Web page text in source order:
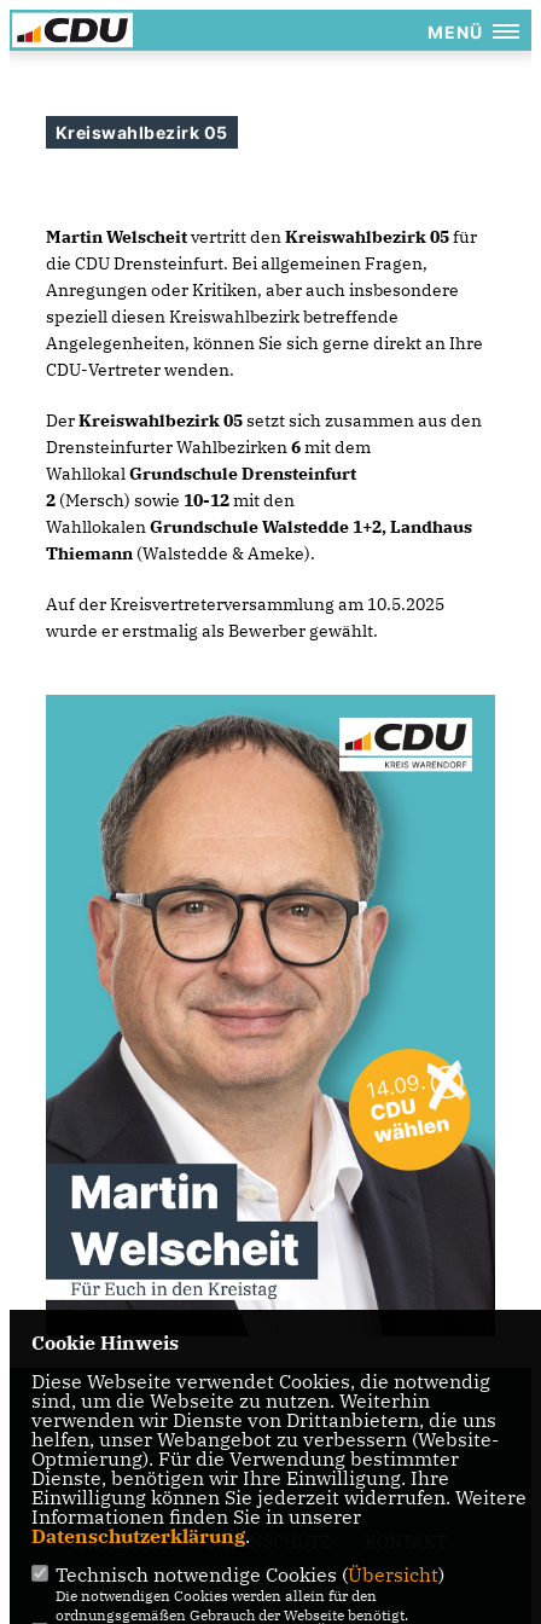
MENÜ
Kreiswahlbezirk 05
Martin Welscheitvertritt denKreiswahlbezirk 05für
die CDU Drensteinfurt. Bei allgemeinen Fragen,
Anregungen oder Kritiken, aber auch insbesondere
speziell diesen Kreiswahlbezirk betreffende
Angelegenheiten, können Sie sich gerne direkt an Ihre
CDU-Vertreter wenden.
DerKreiswahlbezirk 05setzt sich zusammen aus den
Drensteinfurter Wahlbezirken6mit dem
WahllokalGrundschule Drensteinfurt
2 (Mersch) sowie 10-12mit den
WahllokalenGrundschule Walstedde 1+2, Landhaus
Thiemann (Walstedde & Ameke).
Auf der Kreisvertreterversammlung am 10.5.2025
wurde er erstmalig als Bewerber gewählt.
IMPRESSUM DATENSCHUTZ
CDU Kreisverband Warendorf-
Beckum
Cookie Hinweis
Diese Webseite verwendet Cookies, die notwendig
sind, um die Webseite zu nutzen. Weiterhin
verwenden wir Dienste von Drittanbietern, die uns
helfen, unser Webangebot zu verbessern (Website-
Optmierung). Für die Verwendung bestimmter
Dienste, benötigen wir Ihre Einwilligung. Ihre
Einwilligung können Sie jederzeit widerrufen. Weitere
Informationen finden Sie in unserer
Datenschutzerklärung.
Technisch notwendige Cookies (Übersicht)
Die notwendigen Cookies werden allein für den
ordnungsgemäßen Gebrauch der Webseite benötigt.